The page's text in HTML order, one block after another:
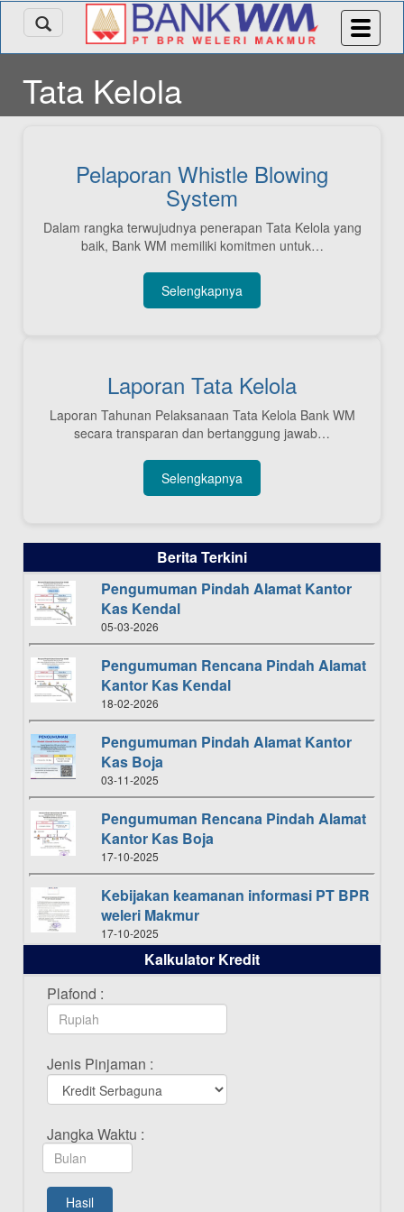
Tata Kelola
Pelaporan Whistle Blowing
System
Dalam rangka terwujudnya penerapan Tata Kelola yang
baik, Bank WM memiliki komitmen untuk…
Selengkapnya
Laporan Tata Kelola
Laporan Tahunan Pelaksanaan Tata Kelola Bank WM
secara transparan dan bertanggung jawab…
Selengkapnya
Berita Terkini
Pengumuman Pindah Alamat Kantor
Kas Kendal
05-03-2026
Pengumuman Rencana Pindah Alamat
Kantor Kas Kendal
18-02-2026
Pengumuman Pindah Alamat Kantor
Kas Boja
03-11-2025
Pengumuman Rencana Pindah Alamat
Kantor Kas Boja
17-10-2025
Kebijakan keamanan informasi PT BPR
weleri Makmur
17-10-2025
Daftar Pemenang Undian TAMASHA
Bulan Oktober 2025
16-10-2025
Bulan September 2025
20-09-2025
Daftar Pemenang Undian TAMASHA
Bulan Agustus 2025
Kalkulator Kredit
Plafond :
Jenis Pinjaman :
Jangka Waktu :
Hasil